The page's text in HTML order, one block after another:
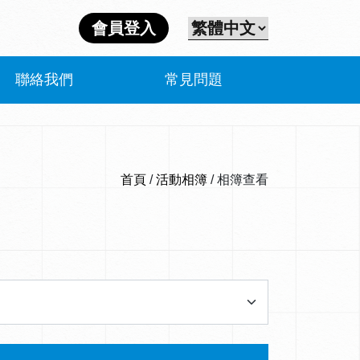
會員登入
聯絡我們 常見問題
首頁 /活動相簿 / 相簿查看